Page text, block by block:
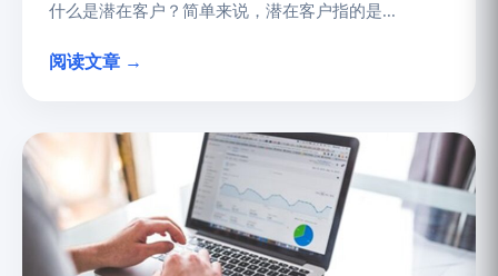
什么是潜在客户？简单来说，潜在客户指的是...
阅读文章 →